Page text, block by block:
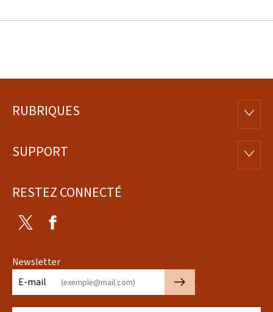
Pied
page
RUBRIQUES
SUPPORT
RESTEZ CONNECTÉ
Twitter
Newsletter
E-mail
🡒